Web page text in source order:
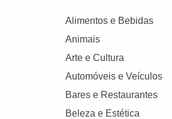
Alimentos e Bebidas
Animais
Arte e Cultura
Automóveis e Veículos
Bares e Restaurantes
Beleza e Estética